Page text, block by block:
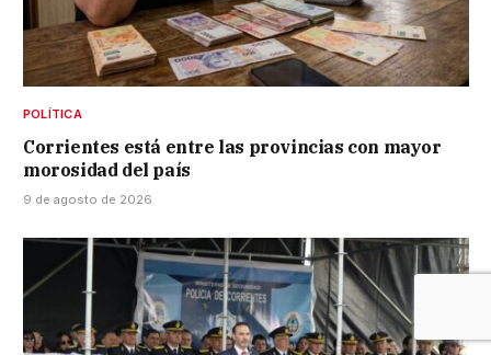
POLÍTICA
Corrientes está entre las provincias con mayor
morosidad del país
9 de agosto de 2026